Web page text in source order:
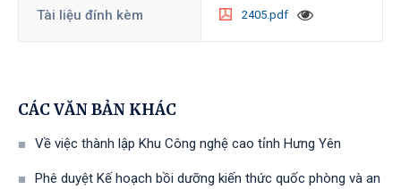
Tài liệu đính kèm 2405.pdf
CÁC VĂN BẢN KHÁC
Về việc thành lập Khu Công nghệ cao tỉnh Hưng Yên
Phê duyệt Kế hoạch bồi dưỡng kiến thức quốc phòng và an